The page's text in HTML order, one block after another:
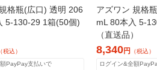
格瓶(広口) 透明 206
5-130-29 1箱(50個)
（税込）
PayPay支払いで
アズワン 規格
mL 80本入 5-
（直送品）
8,340円
（税込）
ログイン&全額